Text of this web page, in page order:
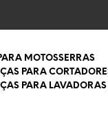
MOTOSSERRAS
PARA
PARA